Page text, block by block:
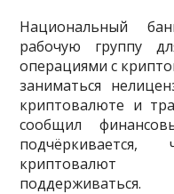
Национальный
рабочую группу
операциями с
заниматься
криптовалюте и
сообщил
криптовалют
поддерживаться.